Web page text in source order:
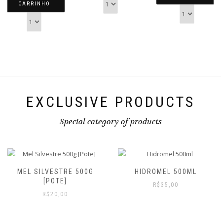
CARRINHO
EXCLUSIVE PRODUCTS
Special category of products
500G
HIDROMEL 500ML